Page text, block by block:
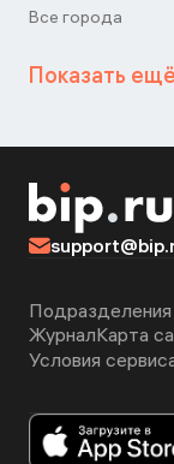
Все города
Показать ещё
ЖурналКарта
Условия